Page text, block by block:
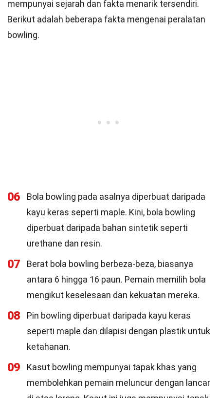
mempunyai sejarah dan fakta menarik tersendiri.
Berikut adalah beberapa fakta mengenai peralatan
bowling.
06
Bola bowling pada asalnya diperbuat daripada
kayu keras seperti maple. Kini, bola bowling
diperbuat daripada bahan sintetik seperti
urethane dan resin.
07
Berat bola bowling berbeza-beza, biasanya
antara 6 hingga 16 paun. Pemain memilih bola
mengikut keselesaan dan kekuatan mereka.
08
Pin bowling diperbuat daripada kayu keras
seperti maple dan dilapisi dengan plastik untuk
ketahanan.
09
Kasut bowling mempunyai tapak khas yang
membolehkan pemain meluncur dengan lancar